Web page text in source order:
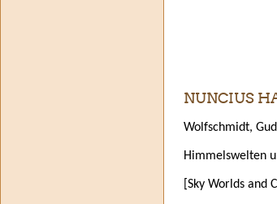
NUNCIUS
Wolfschmidt,
Himmelswelten
[Sky Worlds and